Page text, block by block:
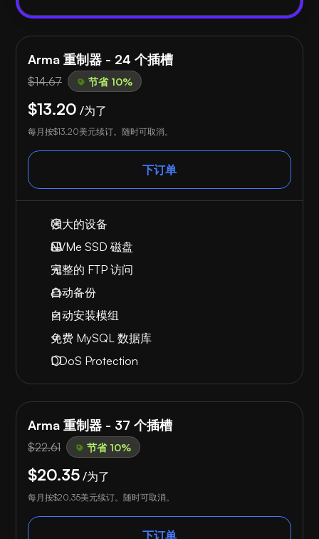
Arma 重制器 - 24 个插槽
$14.67 节省 10%
$13.20 /为了
每月按$13.20美元续订。随时可取消。
下订单
强大的设备
NVMe SSD 磁盘
完整的 FTP 访问
自动备份
自动安装模组
免费 MySQL 数据库
DDoS Protection
Arma 重制器 - 37 个插槽
$22.61 节省 10%
$20.35 /为了
每月按$20.35美元续订。随时可取消。
下订单